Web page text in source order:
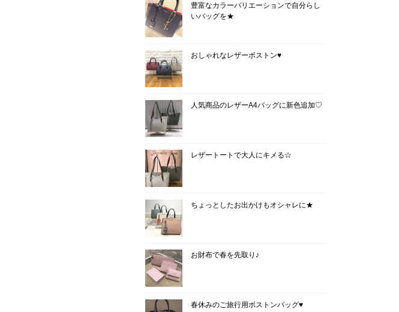
豊富なカラーバリエーションで自分らし
いバッグを★
おしゃれなレザーボストン♥
人気商品のレザーA4バッグに新色追加♡
レザートートで大人にキメる☆
ちょっとしたお出かけもオシャレに★
お財布で春を先取り♪
春休みのご旅行用ボストンバッグ♥